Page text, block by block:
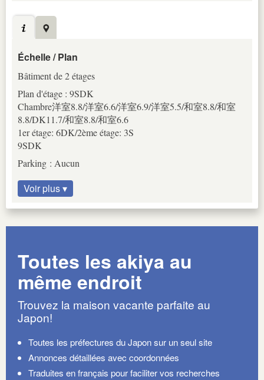
Échelle / Plan
Bâtiment de 2 étages
Plan d'étage : 9SDK
Chambre洋室8.8/洋室6.6/洋室6.9/洋室5.5/和室8.8/和室
8.8/DK11.7/和室8.8/和室6.6
1er étage: 6DK/2ème étage: 3S
9SDK
Parking : Aucun
Voir plus ▾
Toutes les akiya au
même endroit
Trouvez la maison vacante parfaite au
Japon!
Toutes les préfectures du Japon sur un seul site
Annonces détaillées avec coordonnées
Traduites en français pour faciliter vos recherches